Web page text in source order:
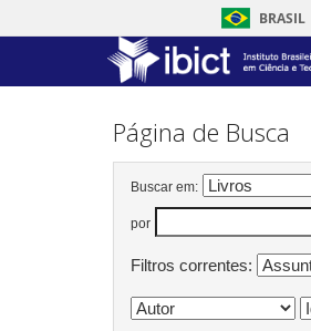
BRASIL
Skip
Página de Busca
Buscar em:
por
Filtros correntes: